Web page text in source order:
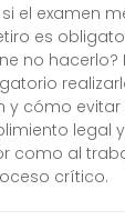
el examen
es
no hacerlo?
y cómo evitar
legal
como al
crítico.